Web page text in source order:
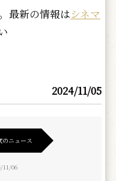
最新の情報はシネマ
2024/11/05
のニュース
11/06